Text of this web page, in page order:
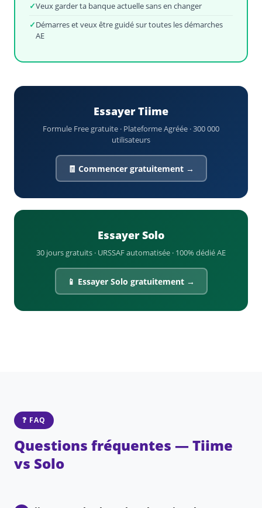
✓Veux garder ta banque actuelle sans en changer
✓Démarres et veux être guidé sur toutes les démarches
AE
Essayer Tiime
Formule Free gratuite · Plateforme Agréée · 300 000
utilisateurs
🧾 Commencer gratuitement →
Essayer Solo
30 jours gratuits · URSSAF automatisée · 100% dédié AE
📱 Essayer Solo gratuitement →
❓ FAQ
Questions fréquentes — Tiime
vs Solo